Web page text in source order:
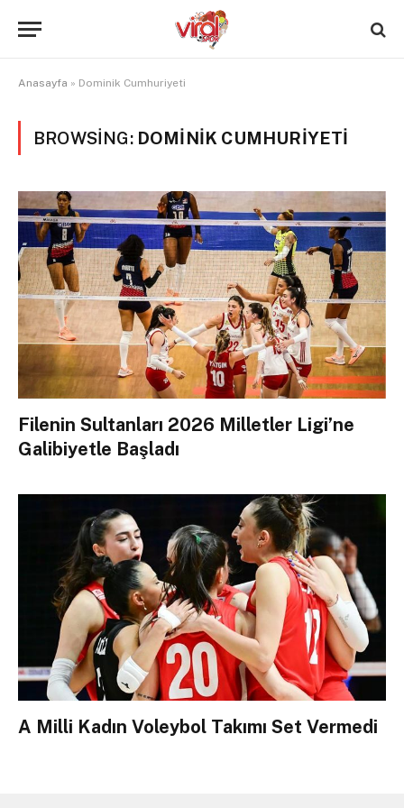
Anasayfa » Dominik Cumhuriyeti
BROWSING: DOMINIK CUMHURIYETI
Filenin Sultanları 2026 Milletler Ligi’ne
Galibiyetle Başladı
A Milli Kadın Voleybol Takımı Set Vermedi